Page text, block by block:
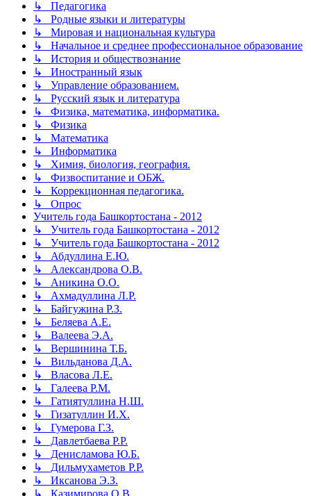
↳ Педагогика
↳ Родные языки и литературы
↳ Мировая и национальная культура
↳ Начальное и среднее профессиональное образование
↳ История и обществознание
↳ Иностранный язык
↳ Управление образованием.
↳ Русский язык и литература
↳ Физика, математика, информатика.
↳ Физика
↳ Математика
↳ Информатика
↳ Химия, биология, география.
↳ Физвоспитание и ОБЖ.
↳ Коррекционная педагогика.
↳ Опрос
Учитель года Башкортостана - 2012
↳ Учитель года Башкортостана - 2012
↳ Учитель года Башкортостана - 2012
↳ Абдуллина Е.Ю.
↳ Александрова О.В.
↳ Аникина О.О.
↳ Ахмадуллина Л.Р.
↳ Байгужина Р.З.
↳ Беляева А.Е.
↳ Валеева Э.А.
↳ Вершинина Т.Б.
↳ Вильданова Д.А.
↳ Власова Л.Е.
↳ Галеева Р.М.
↳ Гатиятуллина Н.Ш.
↳ Гизатуллин И.Х.
↳ Гумерова Г.З.
↳ Давлетбаева Р.Р.
↳ Денисламова Ю.Б.
↳ Дильмухаметов Р.Р.
↳ Иксанова Э.З.
↳ Казимирова О.В.